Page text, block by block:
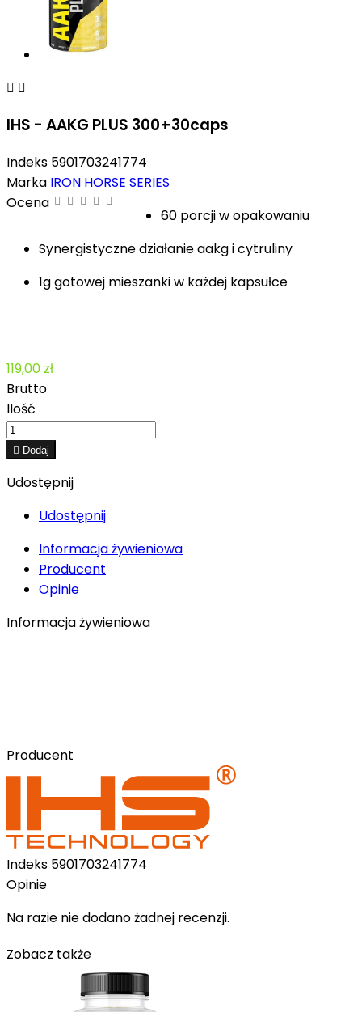
 
IHS - AAKG PLUS 300+30caps
Indeks 5901703241774
Marka IRON HORSE SERIES
Ocena
60 porcji w opakowaniu
Synergistyczne działanie aakg i cytruliny
1g gotowej mieszanki w każdej kapsułce
119,00 zł
Brutto
Ilość
 Dodaj
Udostępnij
Udostępnij
Informacja żywieniowa
Producent
Opinie
Informacja żywieniowa
Producent
Indeks 5901703241774
Opinie
Na razie nie dodano żadnej recenzji.
Zobacz także